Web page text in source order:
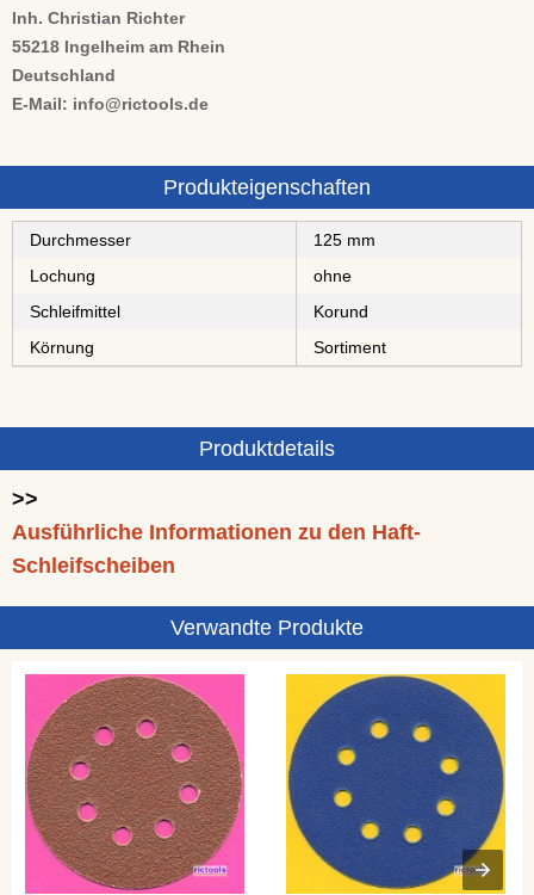
Inh. Christian Richter
55218 Ingelheim am Rhein
Deutschland
E-Mail: info@rictools.de
Produkteigenschaften
Durchmesser
125 mm
Lochung
ohne
Schleifmittel
⁠⁠⁠Korund
Körnung
Sortiment
Produktdetails
>>
Ausführliche Informationen zu den Haft-
Schleifscheiben
Verwandte Produkte